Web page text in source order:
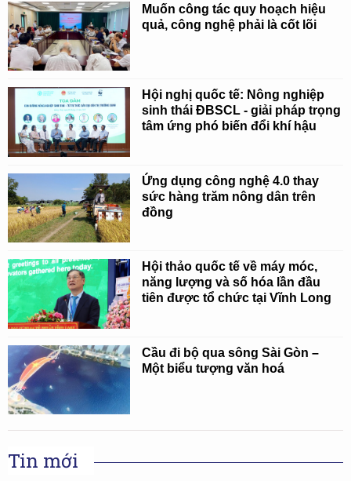
Muốn công tác quy hoạch hiệu
quả, công nghệ phải là cốt lõi
Hội nghị quốc tế: Nông nghiệp
sinh thái ĐBSCL - giải pháp trọng
tâm ứng phó biến đổi khí hậu
Ứng dụng công nghệ 4.0 thay
sức hàng trăm nông dân trên
đồng
Hội thảo quốc tế về máy móc,
năng lượng và số hóa lần đầu
tiên được tổ chức tại Vĩnh Long
Cầu đi bộ qua sông Sài Gòn –
Một biểu tượng văn hoá
Tin mới